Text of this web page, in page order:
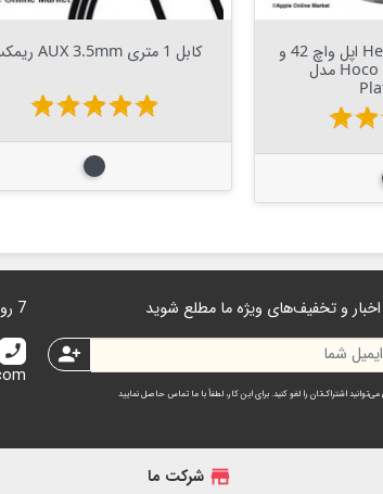
بند چرم طرح Hermes اپل واچ 42 و
44 میلیمتر برند Hoco مدل
star
star
کابل 1 متری AUX 3.5mm ریمکس
star
star
star
star
star
مشکی
اخبار و تخفیف‌های ویژه ما مطلع شوید
person_add
اشتراک‌تان را لغو کنید. برای این کار، لطفاً با ما تماس حاصل نمایید
7 روز هفته 24 ساعت در دسترس هستیم.
call
store شرکت ما